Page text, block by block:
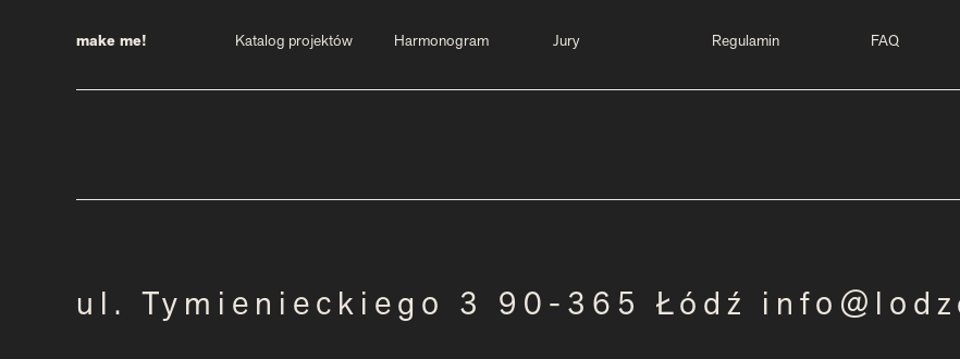
make me! Katalog projektów Harmonogram Jury Regulamin FAQ
ul. Tymienieckiego 3 90-365 Łódź